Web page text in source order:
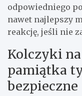
odpowiedniego
nawet najlepszy
reakcję, jeśli nie
Kolczyki
pamiątka
bezpieczne